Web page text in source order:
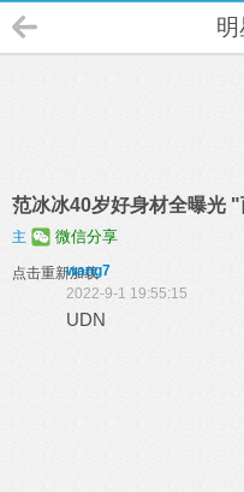
范冰冰40岁好身材全曝光
主
微信分享
点击重新加载
wang7
2022-9-1 19:55:15
UDN